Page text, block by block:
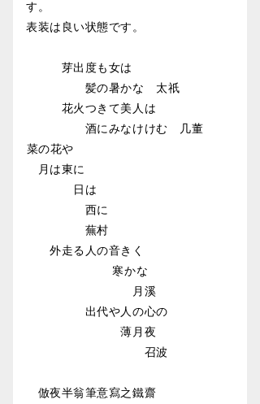
す。
表装は良い状態です。
︎︎︎︎芽出度も女は
髪の暑かな 太祇
︎︎︎︎︎︎花火つきて美人は
酒にみなけけむ 几董
︎︎︎︎菜の花や
月は東に
日は
西に
蕪村
外走る人の音きく
寒かな
月溪
出代や人の心の
薄月夜
召波
倣夜半翁筆意寫之鐵齋